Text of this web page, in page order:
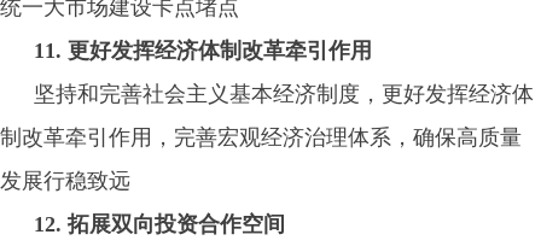
统一大市场建设卡点堵点
11. 更好发挥经济体制改革牵引作用
坚持和完善社会主义基本经济制度，更好发挥经济体
制改革牵引作用，完善宏观经济治理体系，确保高质量
发展行稳致远
12. 拓展双向投资合作空间